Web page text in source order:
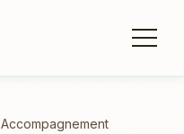
Accompagnement